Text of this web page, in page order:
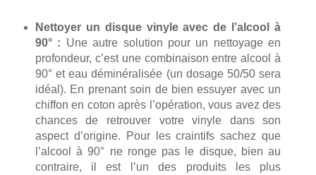
Nettoyer un disque vinyle avec de l’alcool à
90° : Une autre solution pour un nettoyage en
profondeur, c’est une combinaison entre alcool à
90° et eau déminéralisée (un dosage 50/50 sera
idéal). En prenant soin de bien essuyer avec un
chiffon en coton après l’opération, vous avez des
chances de retrouver votre vinyle dans son
aspect d’origine. Pour les craintifs sachez que
l’alcool à 90° ne ronge pas le disque, bien au
contraire, il est l’un des produits les plus